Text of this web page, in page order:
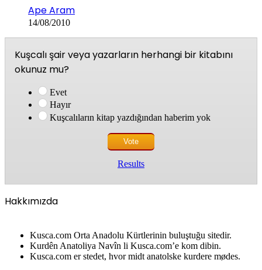
Ape Aram
14/08/2010
Kuşcalı şair veya yazarların herhangi bir kitabını
okunuz mu?
Evet
Hayır
Kuşcalıların kitap yazdığından haberim yok
Results
Hakkımızda
Kusca.com Orta Anadolu Kürtlerinin buluştuğu sitedir.
Kurdên Anatoliya Navîn li Kusca.com’e kom dibin.
Kusca.com er stedet, hvor midt anatolske kurdere mødes.